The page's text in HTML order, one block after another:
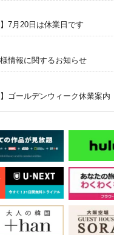
】7月20日は休業日です
様情報に関するお知らせ
】ゴールデンウィーク休業案内